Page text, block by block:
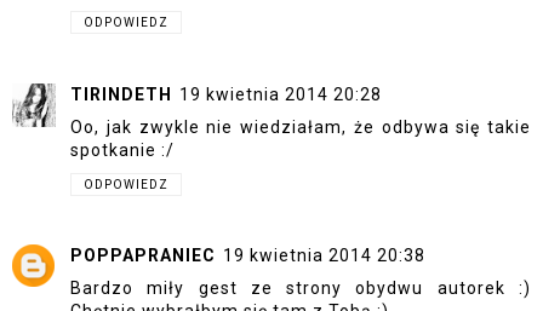
ODPOWIEDZ
TIRINDETH
19 kwietnia 2014 20:28
Oo, jak zwykle nie wiedziałam, że odbywa się takie
spotkanie :/
ODPOWIEDZ
POPPAPRANIEC 19 kwietnia 2014 20:38
Bardzo miły gest ze strony obydwu autorek :)